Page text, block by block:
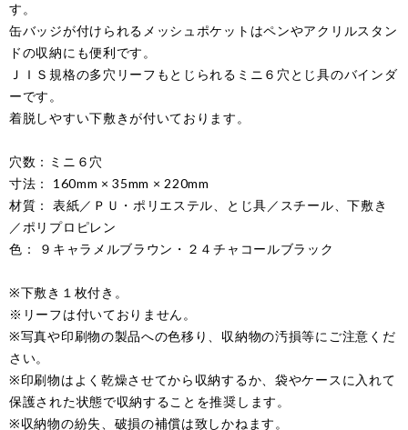
す。
缶バッジが付けられるメッシュポケットはペンやアクリルスタン
ドの収納にも便利です。
ＪＩＳ規格の多穴リーフもとじられるミニ６穴とじ具のバインダ
ーです。
着脱しやすい下敷きが付いております。
穴数：ミニ６穴
寸法： 160mm × 35mm × 220mm
材質： 表紙／ＰＵ・ポリエステル、とじ具／スチール、下敷き
／ポリプロピレン
色： ９キャラメルブラウン・２４チャコールブラック
※下敷き１枚付き。
※リーフは付いておりません。
※写真や印刷物の製品への色移り、収納物の汚損等にご注意くだ
さい。
※印刷物はよく乾燥させてから収納するか、袋やケースに入れて
保護された状態で収納することを推奨します。
※収納物の紛失、破損の補償は致しかねます。